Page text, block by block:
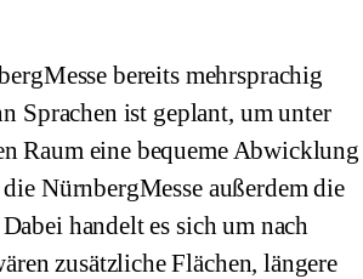
bereits mehrsprachig
Sprachen ist geplant, um unter
Raum eine bequeme
NürnbergMesse außerdem die
handelt es sich um nach
zusätzliche Flächen, längere